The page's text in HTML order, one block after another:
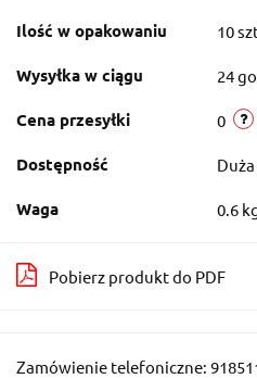
Ilość w opakowaniu 10
Wysyłka w ciągu 24
Cena przesyłki 0
Dostępność
Waga 0.6
Pobierz produkt do PDF
Zamówienie telefoniczne: